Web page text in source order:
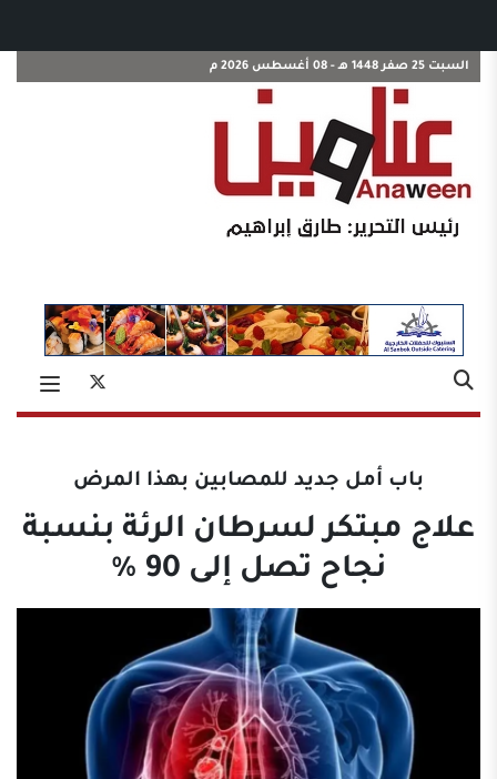
السبت 25 صفر 1448 هـ - 08 أغسطس 2026 م
باب أمل جديد للمصابين بهذا المرض
علاج مبتكر لسرطان الرئة بنسبة
نجاح تصل إلى 90 %